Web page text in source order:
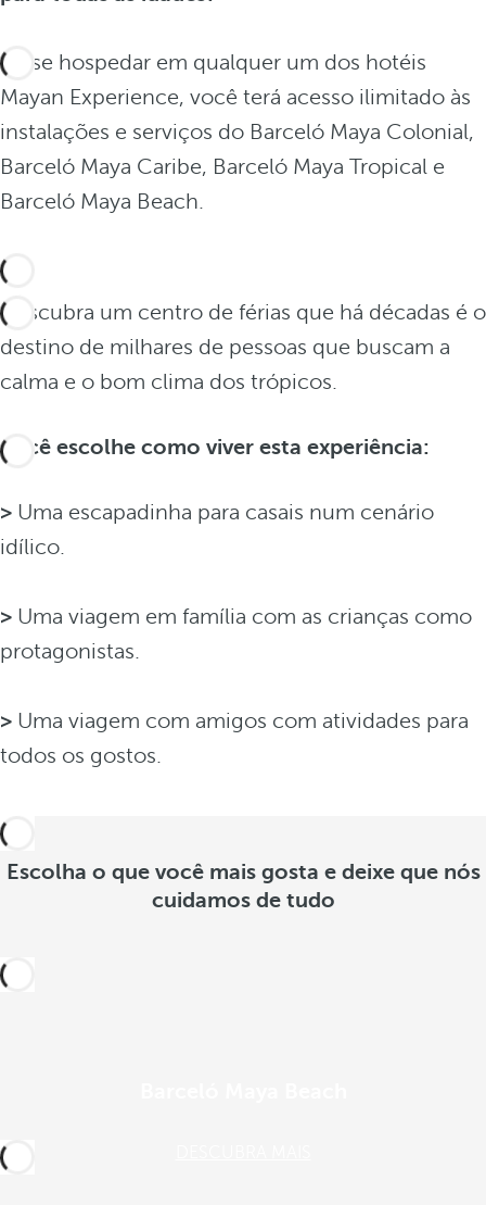
Ao se hospedar em qualquer um dos hotéis
Mayan Experience, você terá acesso ilimitado às
instalações e serviços do Barceló Maya Colonial,
Barceló Maya Caribe, Barceló Maya Tropical e
Barceló Maya Beach.
Descubra um centro de férias que há décadas é o
destino de milhares de pessoas que buscam a
calma e o bom clima dos trópicos.
Você escolhe como viver esta experiência:
> Uma escapadinha para casais num cenário
idílico.
> Uma viagem em família com as crianças como
protagonistas.
> Uma viagem com amigos com atividades para
todos os gostos.
Escolha o que você mais gosta e deixe que nós
cuidamos de tudo